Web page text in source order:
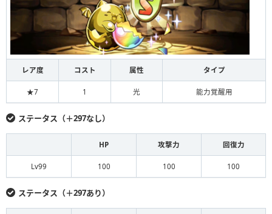
レア度 コスト 属性 タイプ
★7 1 光 能力覚醒用
ステータス（＋297なし）
HP 攻撃力 回復力
Lv99 100 100 100
ステータス（＋297あり）